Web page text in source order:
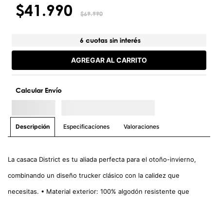
$41 .990 $69.990
6 cuotas sin interés
AGREGAR AL CARRITO
Calcular Envío
Descripción Especificaciones Valoraciones
La casaca District es tu aliada perfecta para el otoño-invierno,
combinando un diseño trucker clásico con la calidez que
necesitas. • Material exterior: 100% algodón resistente que